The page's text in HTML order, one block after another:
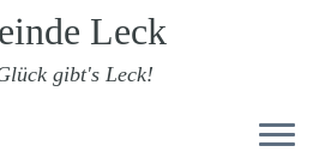
Leck
gibt's Leck!